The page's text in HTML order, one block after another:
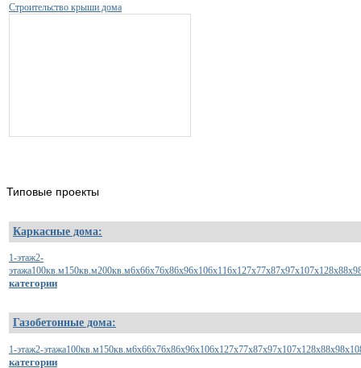
Строительство крыши дома
Типовые проекты
Каркасные дома:
1-этаж2-
этажа100кв.м150кв.м200кв.м6х66х76х86х96х106х116х127х77х87х97х107х128х88х9
категории
Газобетонные дома:
1-этаж2-этажа100кв.м150кв.м6x66x76x86x96x106x127x77x87x97x107x128x88x98x10
категории